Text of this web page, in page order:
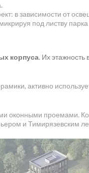
в зависимости от
под листву парка
корпуса. Их этажность
активно
оконными проемами.
и Тимирязевским